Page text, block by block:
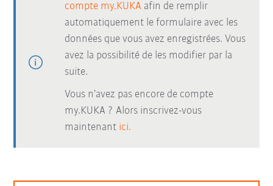
compte my.KUKA afin de remplir
automatiquement le formulaire avec les
données que vous avez enregistrées. Vous
avez la possibilité de les modifier par la
suite.
Vous n’avez pas encore de compte
my.KUKA ? Alors inscrivez-vous
maintenant ici.